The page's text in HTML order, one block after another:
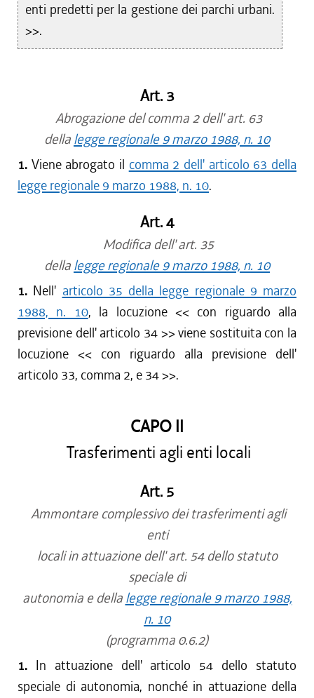
enti predetti per la gestione dei parchi urbani.
>>.
Art. 3
Abrogazione del comma 2 dell' art. 63
della legge regionale 9 marzo 1988, n. 10
1. Viene abrogato il comma 2 dell' articolo 63 della
legge regionale 9 marzo 1988, n. 10.
Art. 4
Modifica dell' art. 35
della legge regionale 9 marzo 1988, n. 10
1. Nell' articolo 35 della legge regionale 9 marzo
1988, n. 10, la locuzione << con riguardo alla
previsione dell' articolo 34 >> viene sostituita con la
locuzione << con riguardo alla previsione dell'
articolo 33, comma 2, e 34 >>.
CAPO II
Trasferimenti agli enti locali
Art. 5
Ammontare complessivo dei trasferimenti agli
enti
locali in attuazione dell' art. 54 dello statuto
speciale di
autonomia e della legge regionale 9 marzo 1988,
n. 10
(programma 0.6.2)
1. In attuazione dell' articolo 54 dello statuto
speciale di autonomia, nonché in attuazione della